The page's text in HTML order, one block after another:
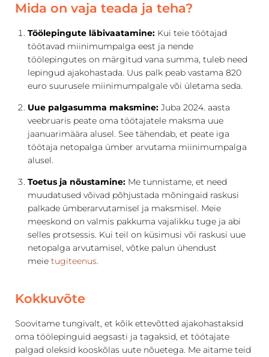
Mida on vaja teada ja teha?
Töölepingute läbivaatamine: Kui teie töötajad
töötavad miinimumpalga eest ja nende
töölepingutes on märgitud vana summa, tuleb need
lepingud ajakohastada. Uus palk peab vastama 820
euro suurusele miinimumpalgale või ületama seda.
Uue palgasumma maksmine: Juba 2024. aasta
veebruaris peate oma töötajatele maksma uue
jaanuarimäära alusel. See tähendab, et peate iga
töötaja netopalga ümber arvutama miinimumpalga
alusel.
Toetus ja nõustamine: Me tunnistame, et need
muudatused võivad põhjustada mõningaid raskusi
palkade ümberarvutamisel ja maksmisel. Meie
meeskond on valmis pakkuma vajalikku tuge ja abi
selles protsessis. Kui teil on küsimusi või raskusi uue
netopalga arvutamisel, võtke palun ühendust
meie tugiteenus.
Kokkuvõte
Soovitame tungivalt, et kõik ettevõtted ajakohastaksid
oma töölepinguid aegsasti ja tagaksid, et töötajate
palgad oleksid kooskõlas uute nõuetega. Me aitame teid